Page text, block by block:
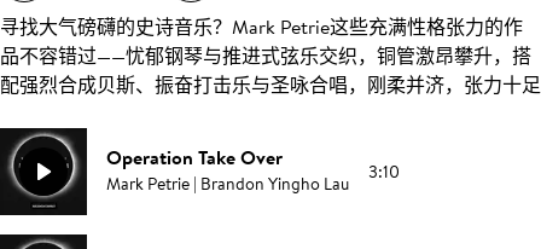
寻找大气磅礴的史诗音乐？Mark Petrie这些充满性格张力的作
品不容错过——忧郁钢琴与推进式弦乐交织，铜管激昂攀升，搭
配强烈合成贝斯、振奋打击乐与圣咏合唱，刚柔并济，张力十足
Operation Take Over
Mark Petrie | Brandon Yingho Lau 3:10